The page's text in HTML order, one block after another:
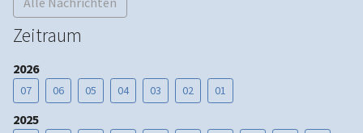
Zeitraum
2026
07 06 05 04 03 02 01
2025